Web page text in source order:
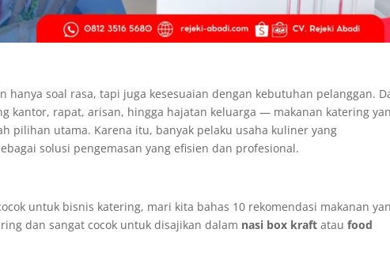
soal rasa, tapi juga kesesuaian dengan kebutuhan pelanggan.
kantor, rapat, arisan, hingga hajatan keluarga — makanan katering
pilihan utama. Karena itu, banyak pelaku usaha kuliner yang
solusi pengemasan yang efisien dan profesional.
untuk bisnis katering, mari kita bahas 10 rekomendasi makanan
dan sangat cocok untuk disajikan dalam nasi box kraft ataufood